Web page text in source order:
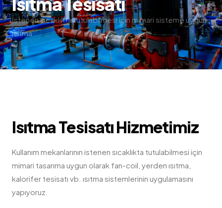
İstenen sıcaklıkta tutulabilmesi için mimari sisteme uygun
ısıtma
Isıtma TesisatıHizmetimiz
Kullanım mekanlarının istenen sıcaklıkta tutulabilmesi için
mimari tasarıma uygun olarak fan-coil, yerden ısıtma,
kalorifer tesisatı vb. ısıtma sistemlerinin uygulamasını
yapıyoruz.